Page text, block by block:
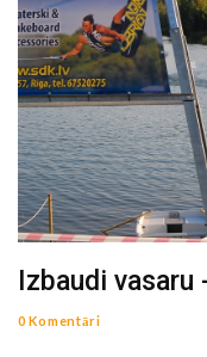
Izbaudi
0 Komentāri